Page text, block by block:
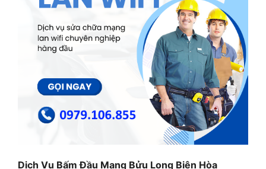
Dịch Vụ Bấm Đầu Mạng Bửu Long Biên Hòa